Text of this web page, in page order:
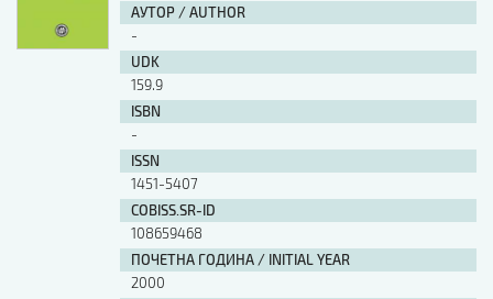
АУТОР / AUTHOR
-
UDK
159.9
ISBN
-
ISSN
1451-5407
COBISS.SR-ID
108659468
ПОЧЕТНА ГОДИНА / INITIAL YEAR
2000